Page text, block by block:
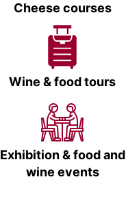
Cheese courses
Wine & food tours
Exhibition & food and
wine events